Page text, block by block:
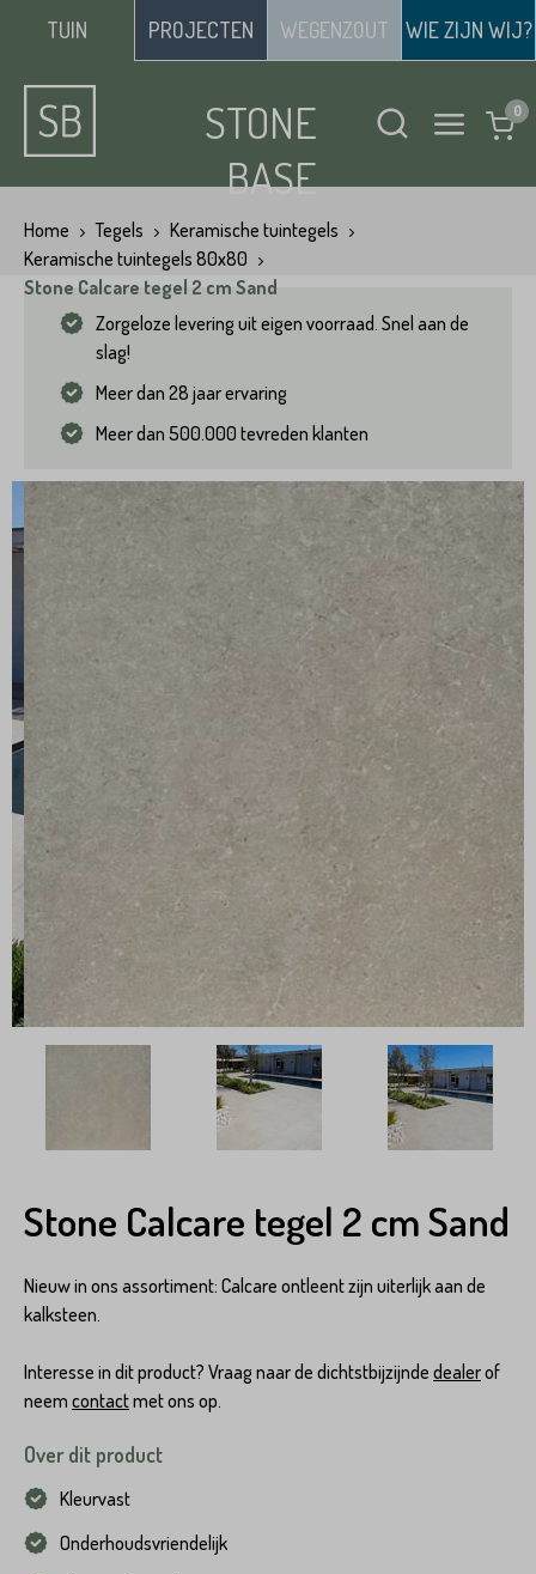
TUIN PROJECTEN WEGENZOUT WIE ZIJN WIJ?
STONE
BASE
Home Tegels
Keramische tuintegels
Keramische tuintegels 80x80
Stone Calcare tegel 2 cm Sand
Zorgeloze levering uit eigen voorraad. Snel aan de
slag!
Meer dan 28 jaar ervaring
Meer dan 500.000 tevreden klanten
Stone Calcare tegel 2 cm Sand
Nieuw in ons assortiment: Calcare ontleent zijn uiterlijk aan de
kalksteen.
Interesse in dit product? Vraag naar de dichtstbijzijnde dealerof
neem contactmet ons op.
Over dit product
Kleurvast
Onderhoudsvriendelijk